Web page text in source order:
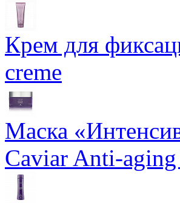
Крем для
creme
Маска
Caviar Anti-